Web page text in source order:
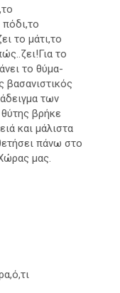
το μάτι,το
το
το θύμα-
βασανιστικός
των
βρήκε
και μάλιστα
πάνω στο
μας.